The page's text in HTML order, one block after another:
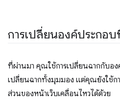
การเปลี่ยนองค์ประกอบ
ที่ผ่านมา คุณใช้การเปลี่ยนฉากกับอ
เปลี่ยนฉากทั้งมุมมอง แต่คุณยังใช้ก
ส่วนของหน้าเว็บเคลื่อนไหวได้ด้วย